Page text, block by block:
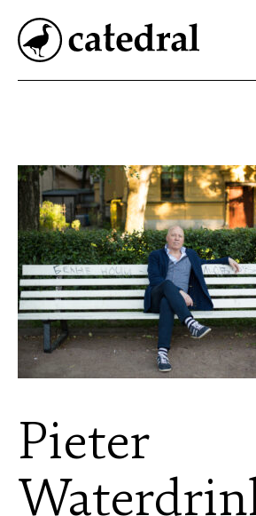
Autores
Editorial
Foreign Rights
Contacto
Pieter